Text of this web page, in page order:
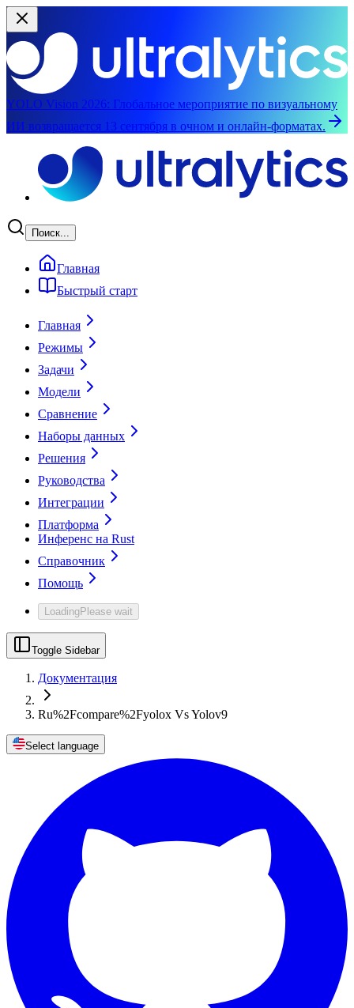
YOLO Vision 2026: Глобальное мероприятие по визуальному
ИИ возвращается 13 сентября в очном и онлайн-форматах.
Поиск...
Главная
Быстрый старт
Главная
Режимы
Задачи
Модели
Сравнение
Наборы данных
Решения
Руководства
Интеграции
Платформа
Инференс на Rust
Справочник
Помощь
LoadingPlease wait
Toggle Sidebar
Документация
Ru%2Fcompare%2Fyolox Vs Yolov9
Select language